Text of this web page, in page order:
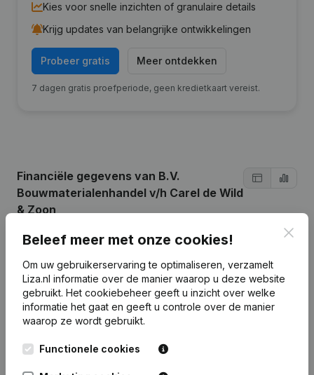
Kies voor snelle inzichten of granulaire details
Krijg updates van belangrijke ontwikkelingen
Probeer gratis Meer ontdekken
7 dagen gratis proefperiode, geen kredietkaart vereist.
Financiële gegevens van B.V.
Bouwmaterialenhandel v/h Carel de Wild
& Zoon
Eigen
vermogen
€1.929.211 €1.919.497 €704.425 €
Beleef meer met onze cookies!
Om uw gebruikerservaring te optimaliseren, verzamelt
Liza.nl informatie over de manier waarop u deze website
gebruikt. Het cookiebeheer geeft u inzicht over welke
informatie het gaat en geeft u controle over de manier
waarop ze wordt gebruikt.
Functionele cookies